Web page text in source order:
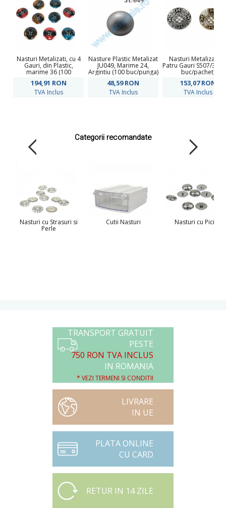
Nasturi Metalizati, cu 4
Gauri, din Plastic,
marime 36 (100
S238
194,91 RON
TVA Inclus
Nasture Plastic Metalizat
JU049, Marime 24,
Argintiu (100 buc/punga)
48,59RON
TVA Inclus
Nasturi Metalizati cu
Patru Gauri S507/36
buc/pachet)
153,07RON
TVA Inclus
Categorii recomandate
Nasturi cu Strasuri si
Perle
Cutii Nasturi Nasturi cu Picior
TRANSPORT GRATUIT
PESTE
750 RON TVA INCLUS
IN ROMANIA
* VEZI TERMENI SI CONDITII
LIVRARE
IN UE
PLATA ONLINE
CU CARD
RETUR IN 14 ZILE